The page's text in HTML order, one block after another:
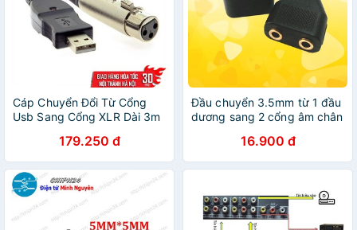
Cáp Chuyển Đổi Từ Cổng
Usb Sang Cổng XLR Dài 3m
179.250 đ
Đầu chuyển 3.5mm từ 1 đầu
dương sang 2 cổng âm chân
16.900 đ